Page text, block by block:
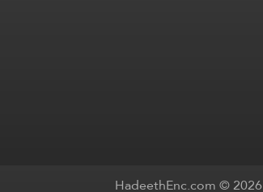
HadeethEnc.com © 2026